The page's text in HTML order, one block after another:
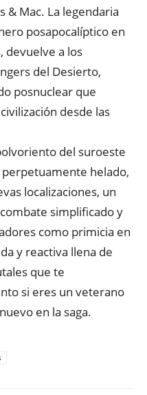
& Mac. La legendaria
posapocalíptico en
devuelve a los
del Desierto,
posnuclear que
desde las
del suroeste
helado,
localizaciones, un
simplificado y
como primicia en
y reactiva llena de
que te
si eres un veterano
en la saga.